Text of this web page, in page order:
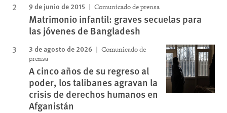
9 de junio de 2015 Comunicado de prensa
Matrimonio infantil: graves secuelas para
las jóvenes de Bangladesh
3 de agosto de 2026
Comunicado de
prensa
A cinco años de su regreso al
poder, los talibanes agravan la
crisis de derechos humanos en
Afganistán